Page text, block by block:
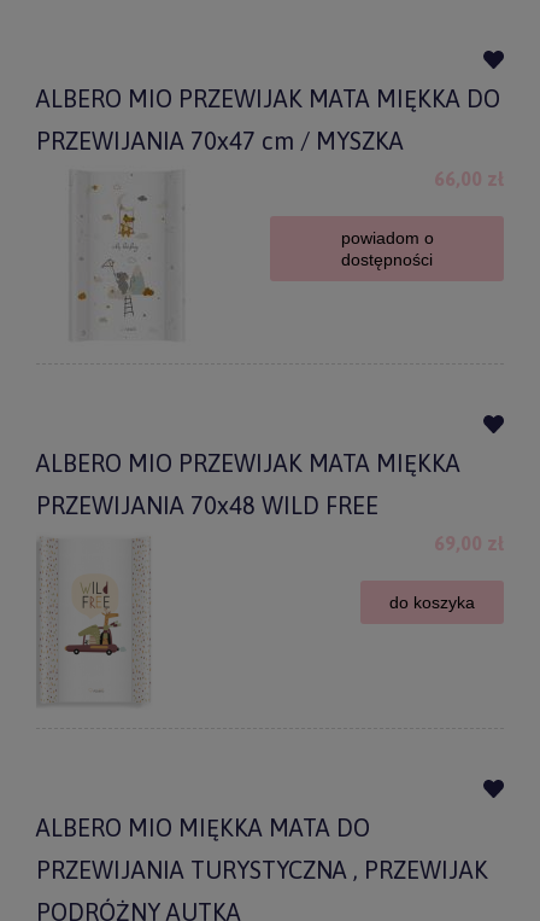
ALBERO MIO PRZEWIJAK MATA MIĘKKA DO
PRZEWIJANIA 70x47 cm / MYSZKA
66,00 zł
powiadom o
dostępności
ALBERO MIO PRZEWIJAK MATA MIĘKKA
PRZEWIJANIA 70x48 WILD FREE
69,00 zł
do koszyka
ALBERO MIO MIĘKKA MATA DO
PRZEWIJANIA TURYSTYCZNA , PRZEWIJAK
PODRÓŻNY AUTKA